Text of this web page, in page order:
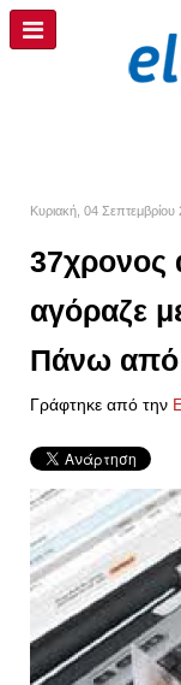
Κυριακή, 04 Σεπτεμβρίου
37χρονος
αγόραζε
Πάνω από
Γράφτηκε από την